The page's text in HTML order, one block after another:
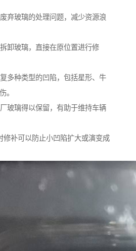
弃玻璃的处理问题，减少资源浪
卸玻璃，直接在原位置进行修
多种类型的凹陷，包括星形、牛
。
玻璃得以保留，有助于维持车辆
修补可以防止小凹陷扩大或演变成